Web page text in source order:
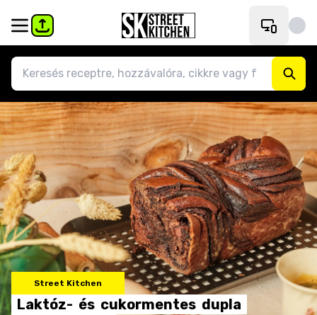
Street Kitchen
Laktóz- és cukormentes dupla